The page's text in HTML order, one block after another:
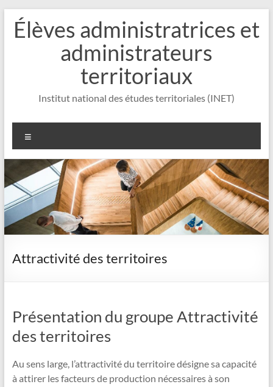
Aller
contenu
Élèves administratrices et
administrateurs
territoriaux
Institut national des études territoriales (INET)
Attractivité des territoires
Présentation du groupe Attractivité
des territoires
Au sens large, l’attractivité du territoire désigne sa capacité
à attirer les facteurs de production nécessaires à son